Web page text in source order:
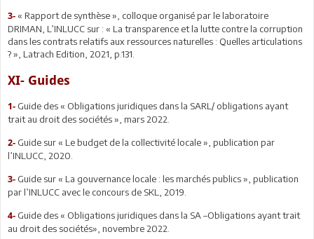
3- « Rapport de synthèse », colloque organisé par le laboratoire
DRIMAN, L’INLUCC sur : « La transparence et la lutte contre la corruption
dans les contrats relatifs aux ressources naturelles : Quelles articulations
? », Latrach Edition, 2021, p.131.
XI- Guides
1- Guide des « Obligations juridiques dans la SARL/ obligations ayant
trait au droit des sociétés », mars 2022.
2- Guide sur « Le budget de la collectivité locale », publication par
l’INLUCC, 2020.
3- Guide sur « La gouvernance locale : les marchés publics », publication
par l’INLUCC avec le concours de SKL, 2019.
4- Guide des « Obligations juridiques dans la SA –Obligations ayant trait
au droit des sociétés», novembre 2022.